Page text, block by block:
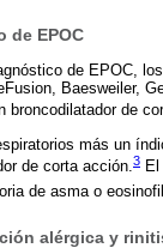
de EPOC
de EPOC,
Baesweiler,
broncodilatador de
más un
de corta acción. 3
de asma o
alérgica y